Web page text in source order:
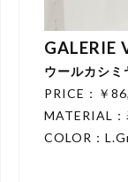
GALERIE
ウールカシミ
PRICE：￥
MATERIAL
COLOR：